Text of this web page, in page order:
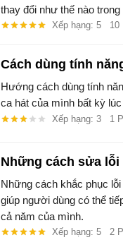
thay đổi như thế nào
Xếp hạng: 5 10
Cách dùng tính
Hướng cách dùng tính
ca hát của mình bất kỳ lúc
Xếp hạng: 3 1
Những cách sửa
Những cách khắc phục
giúp người dùng có thể
cả năm của mình.
Xếp hạng: 5 2